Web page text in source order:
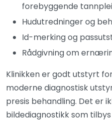
forebyggende
Hudutredninger og
Id-merking og
Rådgivning om
Klinikken er godt utstyrt
moderne diagnostisk
presis behandling. Det er
bildediagnostikk som